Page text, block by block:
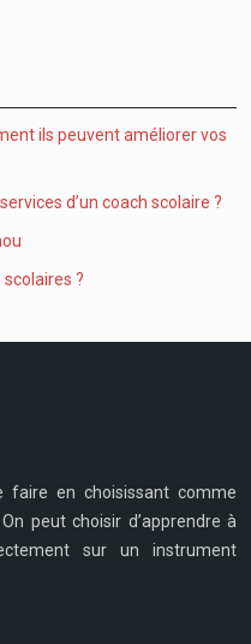
ils peuvent améliorer vos
d’un coach scolaire ?
?
faire en choisissant comme
peut choisir d’apprendre à
sur un instrument